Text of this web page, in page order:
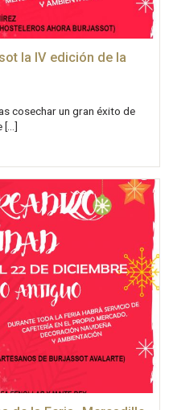
la IV edición de la
cosechar un gran éxito de
[…]